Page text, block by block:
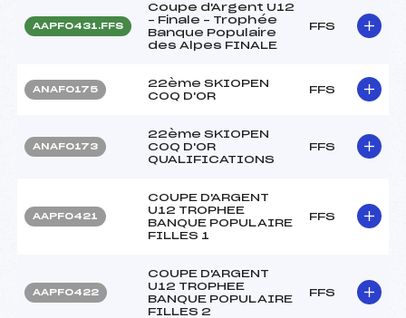
AAPF0431.FFS
Coupe d'Argent U12
– Finale – Trophée
Banque Populaire
des Alpes FINALE
FFS
ANAF0175
22ème SKIOPEN
COQ D'OR
FFS
ANAF0173
22ème SKIOPEN
COQ D'OR
QUALIFICATIONS
FFS
AAPF0421
COUPE D'ARGENT
U12 TROPHEE
BANQUE POPULAIRE
FILLES 1
FFS
AAPF0422
COUPE D'ARGENT
U12 TROPHEE
BANQUE POPULAIRE
FILLES 2
FFS